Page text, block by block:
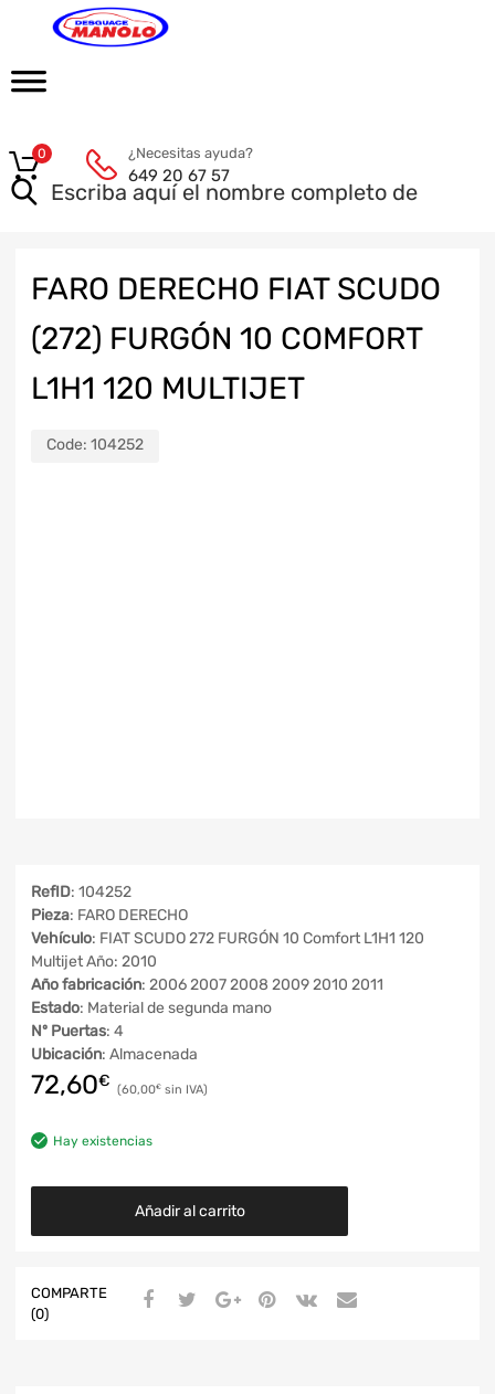
¿Necesitas ayuda?
649 20 67 57
0
FARO DERECHO FIAT SCUDO
(272) FURGÓN 10 COMFORT
L1H1 120 MULTIJET
Code: 104252
RefID: 104252
Pieza: FARO DERECHO
Vehículo: FIAT SCUDO 272 FURGÓN 10 Comfort L1H1 120
Multijet Año: 2010
Año fabricación: 2006 2007 2008 2009 2010 2011
Estado: Material de segunda mano
Nº Puertas: 4
Ubicación: Almacenada
72,60€ 60,00€
Hay existencias
Añadir al carrito
COMPARTE
(0)